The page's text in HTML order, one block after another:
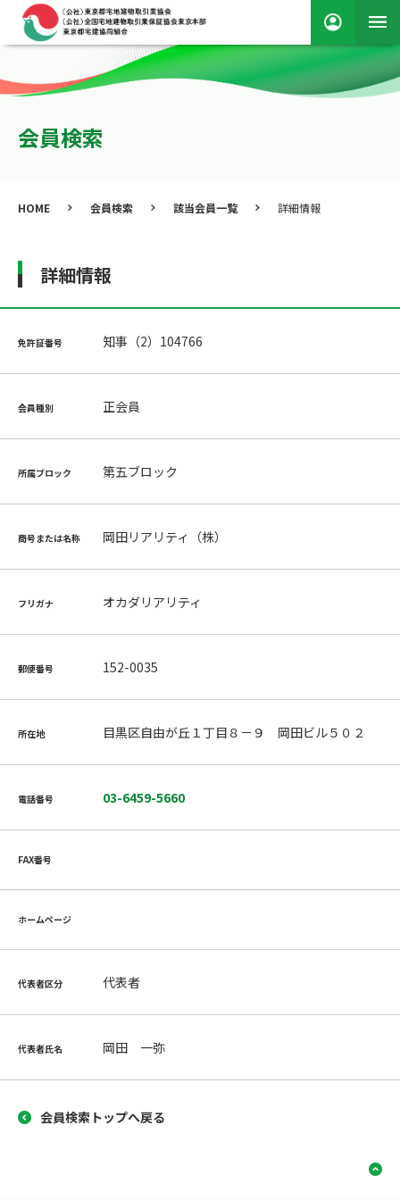
会員検索
HOME 会員検索 該当会員一覧 詳細情報
詳細情報
免許証番号 知事（2）104766
会員種別 正会員
所属ブロック 第五ブロック
商号または名称 岡田リアリティ（株）
フリガナ オカダリアリティ
郵便番号 152-0035
所在地 目黒区自由が丘１丁目８－９ 岡田ビル５０２
電話番号 03-6459-5660
FAX番号
ホームページ
代表者区分 代表者
代表者氏名 岡田 一弥
会員検索トップへ戻る